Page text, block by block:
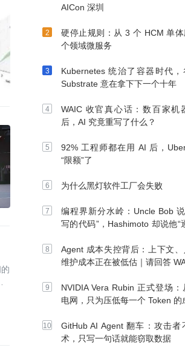
AICon 深圳
硬停止规则：从 3 个 HCM 单
个领域微服务
Kubernetes 统治了容器时代
Substrate 意在拿下下一个十年
WAIC 收官真心话：数百家机
后，AI 究竟重写了什么？
92% 工程师都在用 AI 后，
“限额”了
为什么黑灯软件工厂会失败
编程界新分水岭：Uncle Bob
写的代码”，Hashimoto 却说他“
Agent 成本失控背后：上下文
维护成本正在被低估｜请回答
NVIDIA Vera Rubin 正式登场：
电网，只为压低每一个 Token 的
GitHub AI Agent 翻车：攻击者
术，只写一句话就能窃取数据